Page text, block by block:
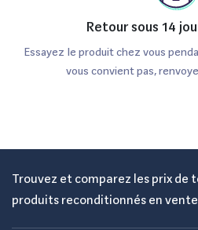
Retour sous 14
Essayez le produit chez vous
vous convient pas,
Trouvez et comparez les prix de
produits reconditionnés en vente